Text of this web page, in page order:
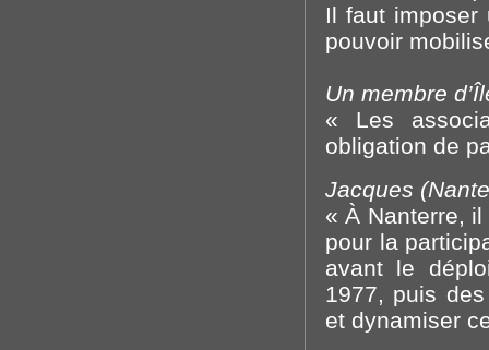
Il faut imposer
pouvoir
Un membre
« Les
obligation de
Jacques
« À Nanterre,
pour la
avant le
1977, puis
et dynamiser